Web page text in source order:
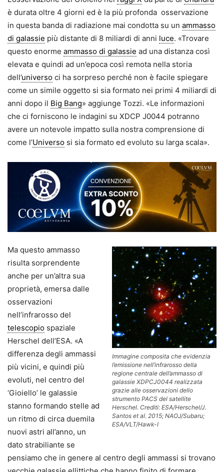
è durata oltre 4 giorni ed è la più profonda osservazione
in questa banda di radiazione mai condotta su un ammasso
di galassie più distante di 8 miliardi di anni luce. «Trovare
questo enorme ammasso di galassie ad una distanza così
elevata e quindi ad un’epoca così remota nella storia
dell’universo ci ha sorpreso perché non è facile spiegare
come un simile oggetto si sia formato nei primi 4 miliardi di
anni dopo il Big Bang» aggiunge Tozzi. «Le informazioni
che ci forniscono le indagini su XDCP J0044 potranno
avere un notevole impatto sulla nostra comprensione di
come l’Universo si sia formato ed evoluto su larga scala».
Immagine composita che evidenzia
l’emissione nell’infrarosso della
regione centrale dell’ammasso di
galassie XDPCJ0044 realizzata
grazie alle osservazioni dello
strumento PACS del satellite
Herschel. Crediti: ESA/Herschel/J.
Santos et al. 2015; NAOJ/Subaru;
ESA/VLT/Hawk-I
Ma questo ammasso
risulta sorprendente
anche per un’altra sua
proprietà, emersa dalle
osservazioni
nell’infrarosso del
telescopio spaziale
Herschel dell’ESA. «A
differenza degli ammassi
più vicini, e quindi più
evoluti, nel centro del
‘Gioiello’ le galassie
stanno formando stelle ad
un ritmo di circa duemila
nuovi astri all’anno, un
dato strabiliante se
pensiamo che in genere al centro degli ammassi si trovano